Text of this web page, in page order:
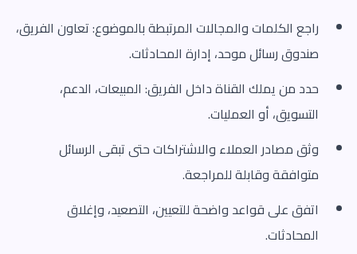
راجع الكلمات والمجالات المرتبطة بالموضوع: تعاون الفريق،
صندوق رسائل موحد، إدارة المحادثات.
حدد من يملك القناة داخل الفريق: المبيعات، الدعم،
التسويق، أو العمليات.
وثق مصادر العملاء والاشتراكات حتى تبقى الرسائل
متوافقة وقابلة للمراجعة.
اتفق على قواعد واضحة للتعيين، التصعيد، وإغلاق
المحادثات.